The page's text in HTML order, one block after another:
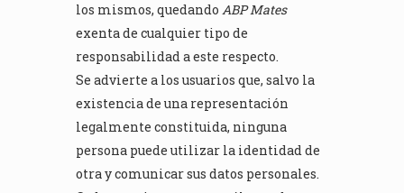
los mismos, quedando ABP Mates
exenta de cualquier tipo de
responsabilidad a este respecto.
Se advierte a los usuarios que, salvo la
existencia de una representación
legalmente constituida, ninguna
persona puede utilizar la identidad de
otra y comunicar sus datos personales.